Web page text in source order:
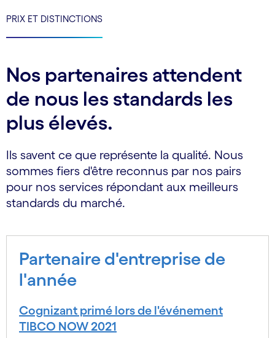
PRIX ET DISTINCTIONS
Nos partenaires attendent
de nous les standards les
plus élevés.
Ils savent ce que représente la qualité. Nous
sommes fiers d'être reconnus par nos pairs
pour nos services répondant aux meilleurs
standards du marché.
Partenaire d'entreprise de
l'année
Cognizant primé lors de l'événement
TIBCO NOW 2021